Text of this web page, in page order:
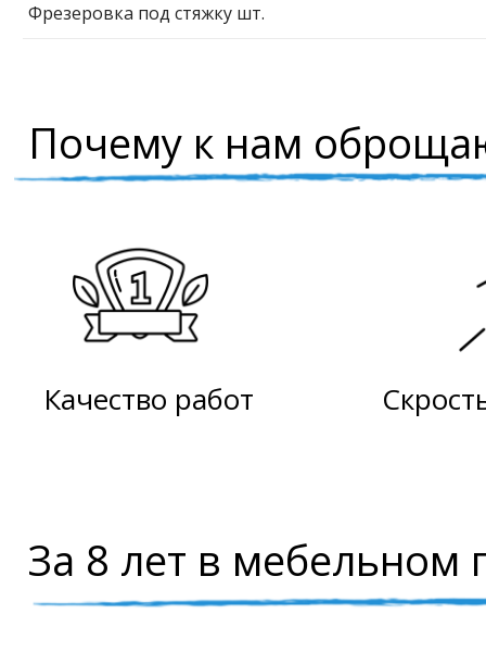
Почему к нам
За 8 лет в мебельном
Качество работ
Фрезеровка под стяжку шт.